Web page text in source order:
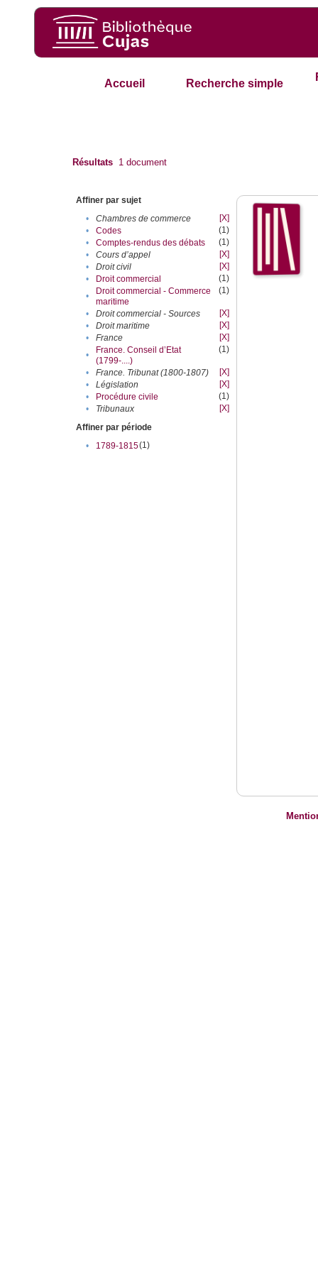
Accueil Recherche simple
Résultats 1 document
Affiner par sujet
•
Chambres de commerce
[X]
•
Codes
(1)
•
Comptes-rendus des débats
(1)
•
Cours d’appel
[X]
•
Droit civil
[X]
•
Droit commercial
(1)
•
Droit commercial - Commerce
maritime
(1)
• Droit commercial - Sources
[X]
•
Droit maritime
[X]
•
France
[X]
•
France. Conseil d’Etat
(1799-....)
(1)
• France. Tribunat (1800-1807)
[X]
•
Législation
[X]
•
Procédure civile
(1)
•
Tribunaux
[X]
Affiner par période
•
1789-1815(1)